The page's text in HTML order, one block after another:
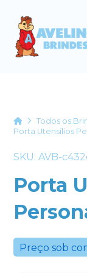
HomeTodos os
Porta Utensílios
SKU: AVB-
Porta
Preço sob
+55